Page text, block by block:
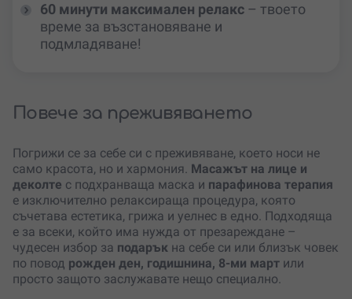
60 минути максимален релакс – твоето
време за възстановяване и
подмладяване!
Повече за преживяването
Погрижи се за себе си с преживяване, което носи не
само красота, но и хармония. Масажът на лице и
деколте с подхранваща маска и парафинова терапия
е изключително релаксираща процедура, която
съчетава естетика, грижа и уелнес в едно. Подходяща
е за всеки, който има нужда от презареждане –
чудесен избор за подарък на себе си или близък човек
по повод рожден ден, годишнина, 8-ми март или
просто защото заслужавате нещо специално.